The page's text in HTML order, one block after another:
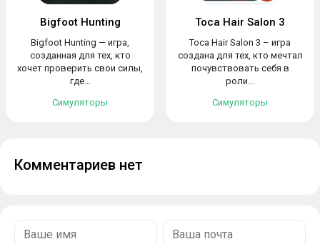
Bigfoot Hunting
Bigfoot Hunting — игра,
созданная для тех, кто
хочет проверить свои силы,
где...
Симуляторы
Toca Hair Salon 3
Toca Hair Salon 3 – игра
создана для тех, кто мечтал
почувствовать себя в
роли...
Симуляторы
Комментариев нет